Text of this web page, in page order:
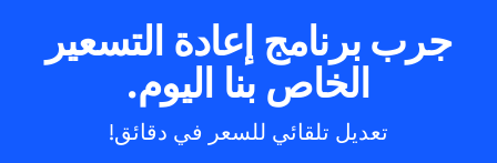
جرب برنامج إعادة التسعير
الخاص بنا اليوم.
تعديل تلقائي للسعر في دقائق!